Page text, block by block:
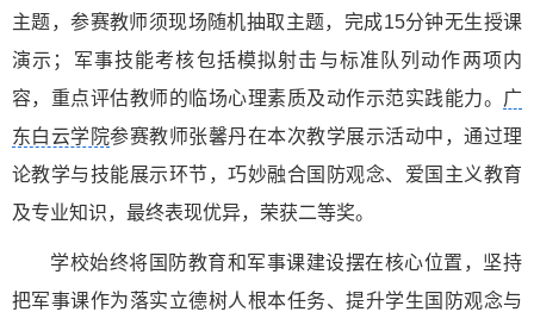
主题，参赛教师须现场随机抽取主题，完成15分钟无生授课
演示；军事技能考核包括模拟射击与标准队列动作两项内
容，重点评估教师的临场心理素质及动作示范实践能力。 广
东白云学院参赛教师张馨丹在本次教学展示活动中，通过理
论教学与技能展示环节，巧妙融合国防观念、爱国主义教育
及专业知识，最终表现优异，荣获二等奖。
学校始终将国防教育和军事课建设摆在核心位置，坚持
把军事课作为落实立德树人根本任务、提升学生国防观念与